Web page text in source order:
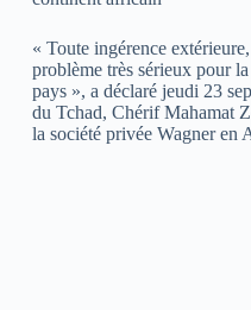
« Toute ingérence
problème très sérieux pour
pays », a déclaré jeudi 23
du Tchad, Chérif Mahamat
la société privée Wagner en